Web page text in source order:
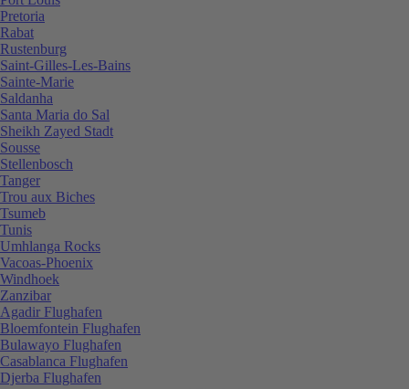
Pretoria
Rabat
Rustenburg
Saint-Gilles-Les-Bains
Sainte-Marie
Saldanha
Santa Maria do Sal
Sheikh Zayed Stadt
Sousse
Stellenbosch
Tanger
Trou aux Biches
Tsumeb
Tunis
Umhlanga Rocks
Vacoas-Phoenix
Windhoek
Zanzibar
Agadir Flughafen
Bloemfontein Flughafen
Bulawayo Flughafen
Casablanca Flughafen
Djerba Flughafen